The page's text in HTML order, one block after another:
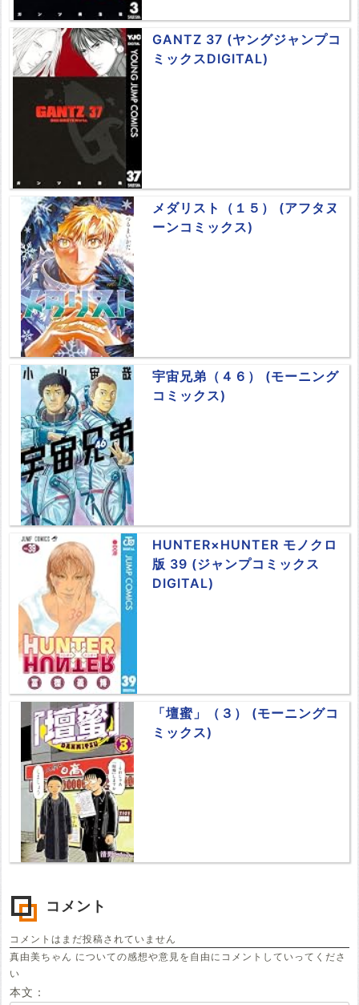
GANTZ 37 (ヤングジャンプコ
ミックスDIGITAL)
メダリスト（１５） (アフタヌ
ーンコミックス)
宇宙兄弟（４６） (モーニング
コミックス)
HUNTER×HUNTER モノクロ
版 39 (ジャンプコミックス
DIGITAL)
「壇蜜」（３） (モーニングコ
ミックス)
コメント
コメントはまだ投稿されていません
真由美ちゃん についての感想や意見を自由にコメントしていってくださ
い
本文：